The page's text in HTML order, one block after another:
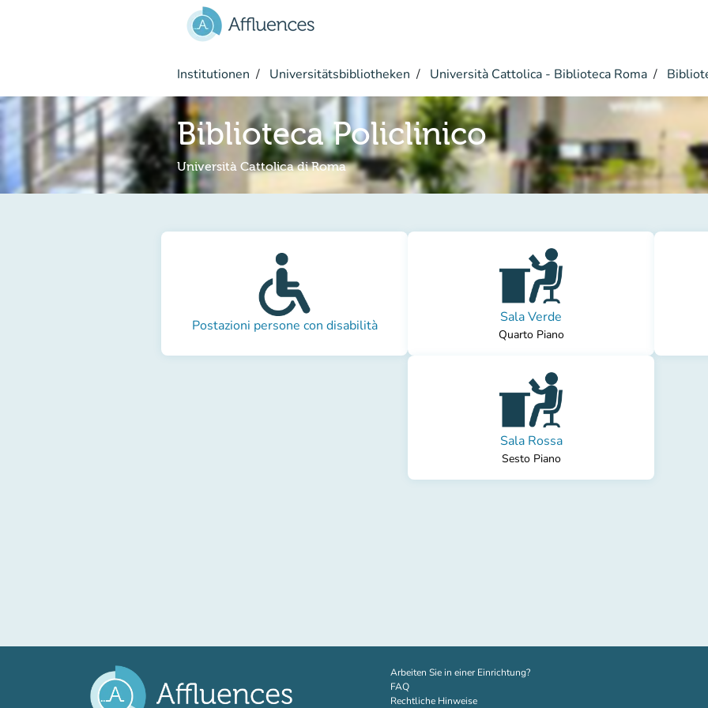
Institutionen Universitätsbibliotheken Università Cattolica - Biblioteca Roma
Biblioteca Policlinico
Università Cattolica di Roma
Postazioni persone con disabilità Sala Verde
Quarto Piano
Sala Rossa
Sesto Piano
Arbeiten Sie in einer Einrichtung?(new tab)
FAQ
Rechtliche Hinweise